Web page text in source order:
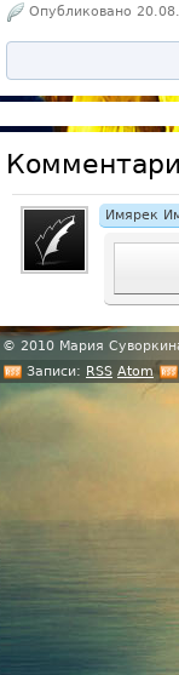
Опубликовано
Имярек
© 2010 Мария
Записи: RSS Atom